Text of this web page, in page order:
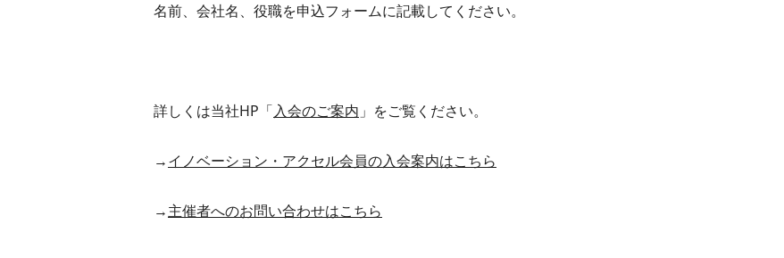
名前、会社名、役職を申込フォームに記載してください。
詳しくは当社HP「入会のご案内 」をご覧ください。
→イノベーション・アクセル会員の入会案内はこちら
→主催者へのお問い合わせはこちら